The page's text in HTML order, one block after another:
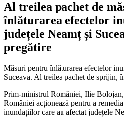
Al treilea pachet de
înlăturarea efectelor
județele Neamț și
pregătire
Măsuri pentru înlăturarea efectelor
Suceava. Al treilea pachet de sprijin,
Prim-ministrul României, Ilie
României acționează pentru a
inundațiilor care au afectat județele